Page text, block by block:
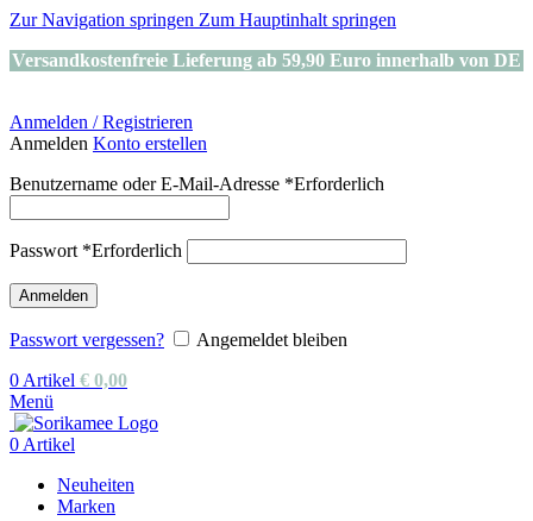
Zur Navigation springen Zum Hauptinhalt springen
Versandkostenfreie Lieferung ab 59,90 Euro innerhalb von DE
Anmelden / Registrieren
Anmelden Konto erstellen
Benutzername oder E-Mail-Adresse *Erforderlich
Passwort *Erforderlich
Anmelden
Passwort vergessen?
Angemeldet bleiben
0 Artikel € 0,00
Menü
0 Artikel
Neuheiten
Marken